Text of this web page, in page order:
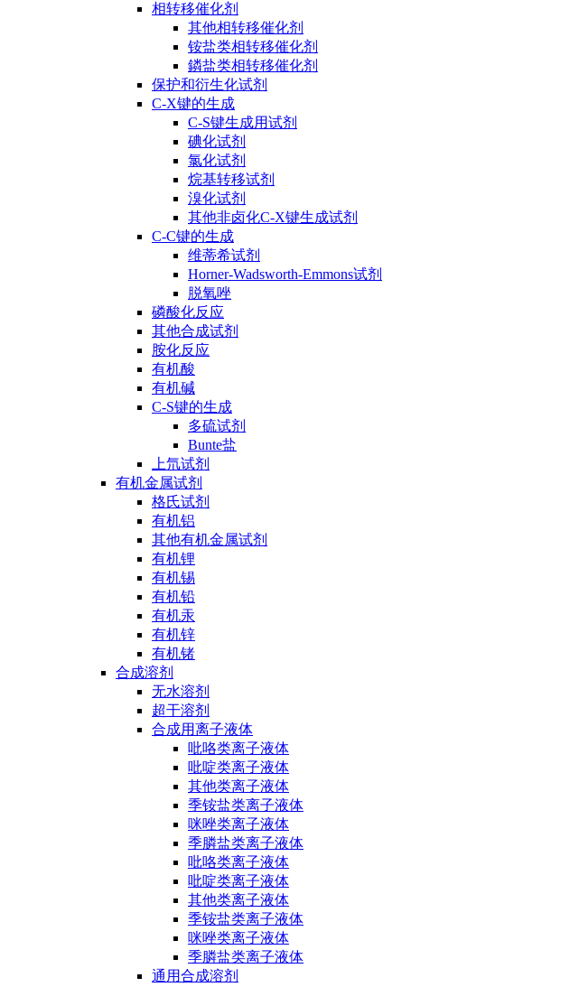
相转移催化剂
其他相转移催化剂
铵盐类相转移催化剂
鏻盐类相转移催化剂
保护和衍生化试剂
C-X键的生成
C-S键生成用试剂
碘化试剂
氯化试剂
烷基转移试剂
溴化试剂
其他非卤化C-X键生成试剂
C-C键的生成
维蒂希试剂
Horner-Wadsworth-Emmons试剂
脱氧唑
磷酸化反应
其他合成试剂
胺化反应
有机酸
有机碱
C-S键的生成
多硫试剂
Bunte盐
上氘试剂
有机金属试剂
格氏试剂
有机铝
其他有机金属试剂
有机锂
有机锡
有机铅
有机汞
有机锌
有机锗
合成溶剂
无水溶剂
超干溶剂
合成用离子液体
吡咯类离子液体
吡啶类离子液体
其他类离子液体
季铵盐类离子液体
咪唑类离子液体
季膦盐类离子液体
吡咯类离子液体
吡啶类离子液体
其他类离子液体
季铵盐类离子液体
咪唑类离子液体
季膦盐类离子液体
通用合成溶剂